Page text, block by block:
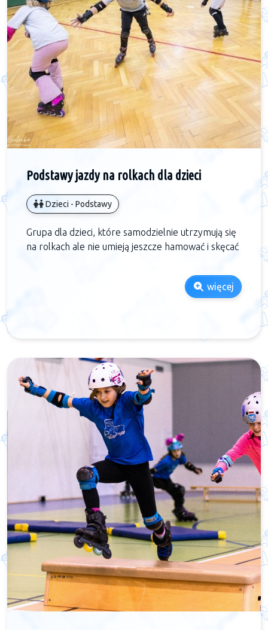
Podstawy jazdy na rolkach dla dzieci
Dzieci - Podstawy
Grupa dla dzieci, które samodzielnie utrzymują się
na rolkach ale nie umieją jeszcze hamować i skęcać
więcej